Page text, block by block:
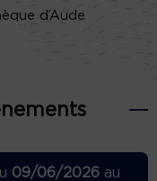
d’Aude
09/06/2026 au